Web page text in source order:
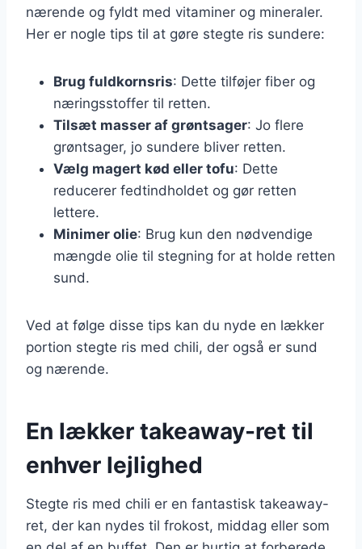
nærende og fyldt med vitaminer og mineraler.
Her er nogle tips til at gøre stegte ris sundere:
Brug fuldkornsris: Dette tilføjer fiber og
næringsstoffer til retten.
Tilsæt masser af grøntsager: Jo flere
grøntsager, jo sundere bliver retten.
Vælg magert kød eller tofu: Dette
reducerer fedtindholdet og gør retten
lettere.
Minimer olie: Brug kun den nødvendige
mængde olie til stegning for at holde retten
sund.
Ved at følge disse tips kan du nyde en lækker
portion stegte ris med chili, der også er sund
og nærende.
En lækker takeaway-ret til
enhver lejlighed
Stegte ris med chili er en fantastisk takeaway-
ret, der kan nydes til frokost, middag eller som